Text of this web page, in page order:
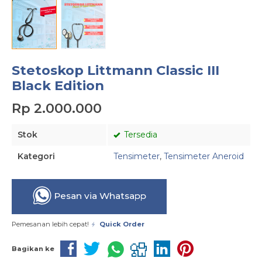
Stetoskop Littmann Classic III
Black Edition
Rp 2.000.000
Stok Tersedia
Kategori Tensimeter, Tensimeter Aneroid
Pesan via Whatsapp
Pemesanan lebih cepat! Quick Order
Bagikan ke